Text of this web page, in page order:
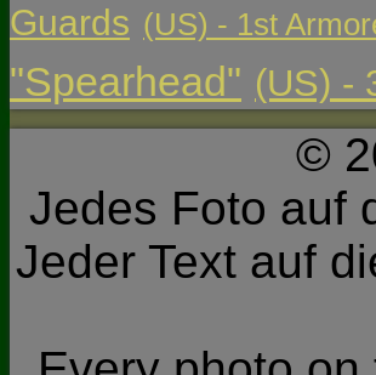
Guards (US) - 1st
"Spearhead" (US) -
©
Jedes Foto auf
Jeder Text auf